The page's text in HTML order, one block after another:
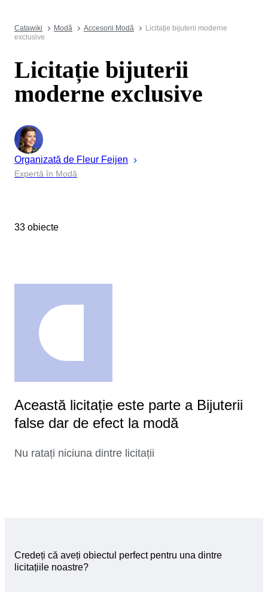
Catawiki Modă Accesorii Modă
Licitație bijuterii moderne
exclusive
Licitație bijuterii
moderne exclusive
Organizată de Fleur Feijen
Expertă în Modă
33 obiecte
Această licitație este parte a Bijuterii
false dar de efect la modă
Nu ratați niciuna dintre licitații
Credeți că aveți obiectul perfect pentru una dintre
licitațiile noastre?